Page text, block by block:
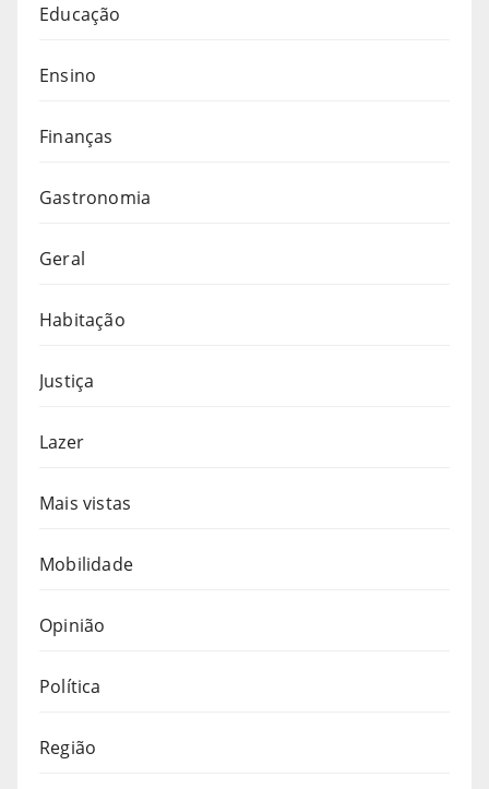
Educação
Ensino
Finanças
Gastronomia
Geral
Habitação
Justiça
Lazer
Mais vistas
Mobilidade
Opinião
Política
Região